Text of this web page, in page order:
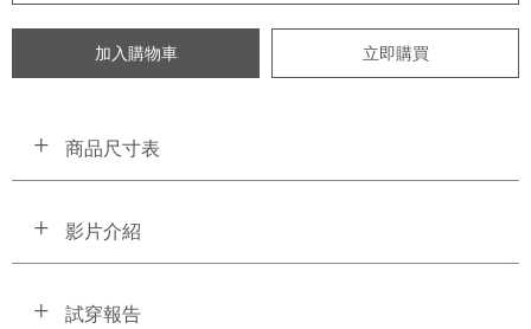
加入購物車 立即購買
商品尺寸表
影片介紹
試穿報告